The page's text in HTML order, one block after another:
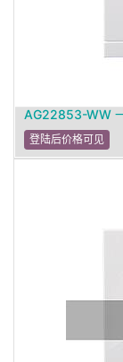
AG22853-WW
登陆后价格可见